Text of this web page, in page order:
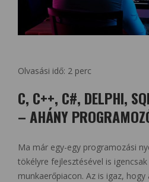
Olvasási idő: 2 perc
C, C++, C#, DELPHI,
– AHÁNY
Ma már egy-egy programozási
tökélyre fejlesztésével is
munkaerőpiacon. Az is igaz, hogy